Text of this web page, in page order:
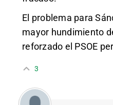
El problema para
mayor hundimiento
reforzado el PSOE
3